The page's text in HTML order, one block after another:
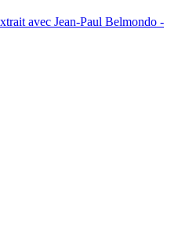
avec Jean-Paul Belmondo -